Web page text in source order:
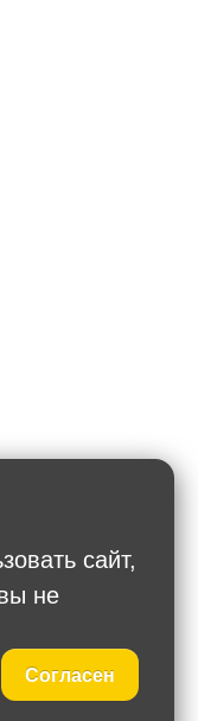
сайт,
не
Согласен